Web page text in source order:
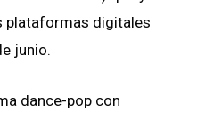
plataformas digitales
junio.
dance-pop con